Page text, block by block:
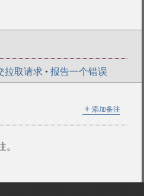
拉取请求 • 报告一个错误
＋ 添加备注